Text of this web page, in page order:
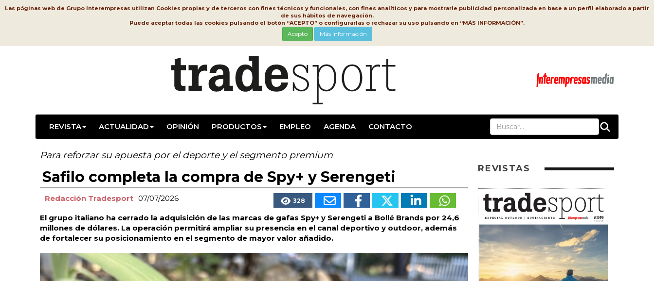
Las páginas web de Grupo Interempresas utilizan Cookies propias y de terceros con fines técnicos y funcionales, con fines analíticos y para mostrarle publicidad personalizada en base a un perfil elaborado a partir
de sus hábitos de navegación.
Puede aceptar todas las cookies pulsando el botón “ACEPTO” o configurarlas o rechazar su uso pulsando en “MÁS INFORMACIÓN”.
Acepto Más información
REVISTA ACTUALIDAD OPINIÓN PRODUCTOS EMPLEO AGENDA CONTACTO
Para reforzar su apuesta por el deporte y el segmento premium
Safilo completa la compra de Spy+ y Serengeti
Redacción Tradesport 07/07/2026 328
El grupo italiano ha cerrado la adquisición de las marcas de gafas Spy+ y Serengeti a Bollé Brands por 24,6
millones de dólares. La operación permitirá ampliar su presencia en el canal deportivo y outdoor, además
de fortalecer su posicionamiento en el segmento de mayor valor añadido.
REVISTAS